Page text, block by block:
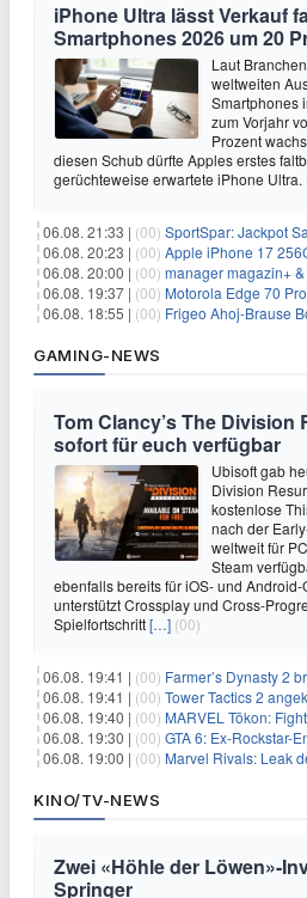
iPhone Ultra lässt Verkauf
Smartphones 2026 um 20
Laut
weltweiten
Smartphones
zum Vorjahr
Prozent
diesen Schub dürfte Apples erstes
gerüchteweise erwartete iPhone Ultra.
06.08. 21:33 | (00) SportSpar: Jackpot Sale –
06.08. 20:23 | (00) Apple iPhone 17 256GB + 70GB 5G + Alles-
06.08. 20:00 | (00) manager magazin+ & Harvard
06.08. 19:37 | (00) Motorola Edge 70 Pro 256GB + 50GB 5G +
06.08. 18:55 | (00) Frigeo Ahoj-Brause
GAMING-NEWS
Tom Clancy’s The Division
sofort für euch verfügbar
Ubisoft gab
Division
kostenlose
nach der
weltweit für
Steam
ebenfalls bereits für iOS- und
unterstützt Crossplay und Cross-
Spielfortschritt[…] (00)
06.08. 19:41 | (00) Farmer’s Dynasty 2
06.08. 19:41 | (00) Tower Tactics 2 angekündigt:
06.08. 19:40 | (00) MARVEL Tōkon:
06.08. 19:30 | (00) GTA 6: Ex-Rockstar-Entwickler
06.08. 19:00 | (00) Marvel Rivals: Leak
KINO/TV-NEWS
Zwei «Höhle der Löwen»-
Springer